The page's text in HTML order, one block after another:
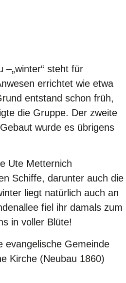
steht für
errichtet wie etwa
entstand schon früh,
die Gruppe. Der zweite
wurde es übrigens
Ute Metternich
Schiffe, darunter auch die
liegt natürlich auch an
fiel ihr damals zum
in voller Blüte!
evangelische Gemeinde
Kirche (Neubau 1860)